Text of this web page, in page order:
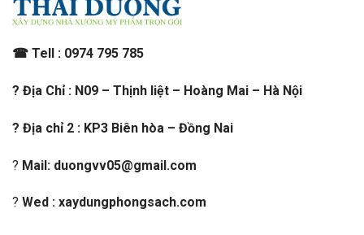
☎ Tell : 0974 795 785
? Địa Chỉ : N09 – Thịnh liệt – Hoàng Mai – Hà Nội
? Địa chỉ 2 : KP3 Biên hòa – Đồng Nai
? Mail: duongvv05@gmail.com
? Wed : xaydungphongsach.com